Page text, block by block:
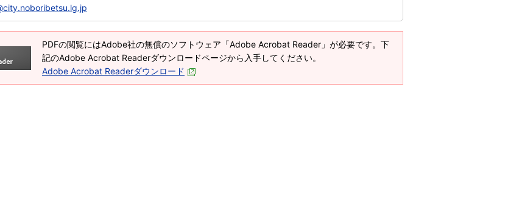
PDFの閲覧にはAdobe社の無償のソフトウェア「Adobe Acrobat Reader」が必要です。下
記のAdobe Acrobat Readerダウンロードページから入手してください。
Adobe Acrobat Readerダウンロード